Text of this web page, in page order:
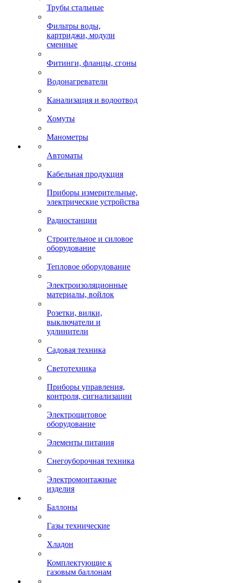
Трубы стальные
Фильтры воды,
картриджи, модули
сменные
Фитинги, фланцы, сгоны
Водонагреватели
Канализация и водоотвод
Хомуты
Манометры
Автоматы
Кабельная продукция
Приборы измерительные,
электрические устройства
Радиостанции
Строительное и силовое
оборудование
Тепловое оборудование
Электроизоляционные
материалы, войлок
Розетки, вилки,
выключатели и
удлинители
Садовая техника
Светотехника
Приборы управления,
контроля, сигнализации
Электрощитовое
оборудование
Элементы питания
Снегоуборочная техника
Электромонтажные
изделия
Баллоны
Газы технические
Хладон
Комплектующие к
газовым баллонам